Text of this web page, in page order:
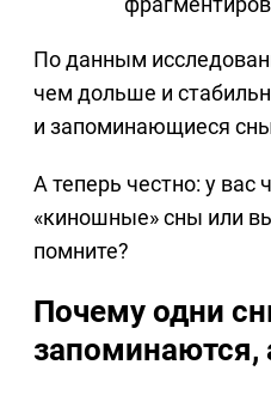
По данным
чем дольше и
и запоминающиеся
А теперь честно: у
«киношные» сны или
помните?
Почему одни
запоминаются,